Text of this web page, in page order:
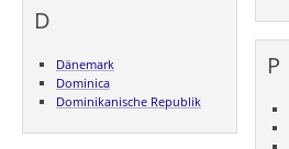
D
Dänemark
Dominica
Dominikanische Republik
P